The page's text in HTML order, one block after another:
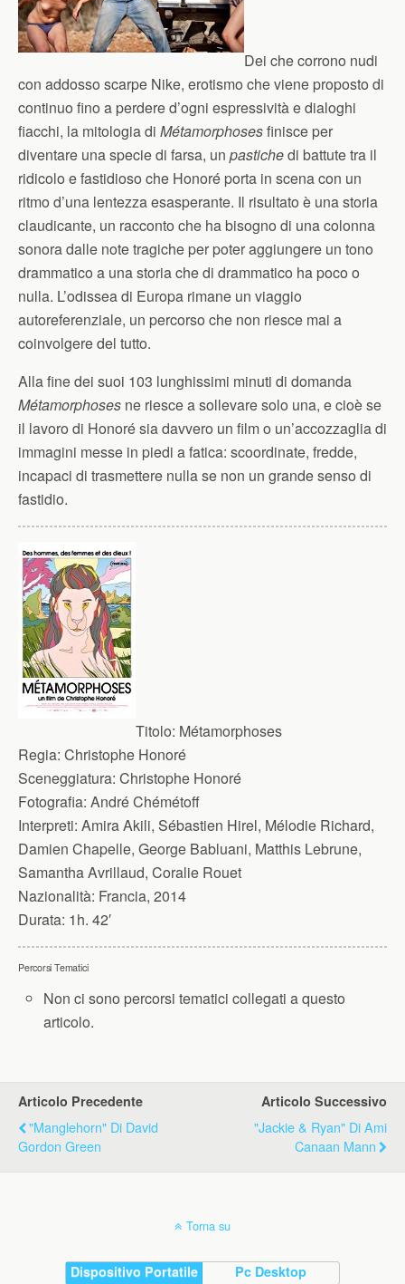
Dei che corrono nudi
con addosso scarpe Nike, erotismo che viene proposto di
continuo fino a perdere d’ogni espressività e dialoghi
fiacchi, la mitologia di Métamorphosesfinisce per
diventare una specie di farsa, un pastichedi battute tra il
ridicolo e fastidioso che Honoré porta in scena con un
ritmo d’una lentezza esasperante. Il risultato è una storia
claudicante, un racconto che ha bisogno di una colonna
sonora dalle note tragiche per poter aggiungere un tono
drammatico a una storia che di drammatico ha poco o
nulla. L’odissea di Europa rimane un viaggio
autoreferenziale, un percorso che non riesce mai a
coinvolgere del tutto.
Alla fine dei suoi 103 lunghissimi minuti di domanda
Métamorphoses ne riesce a sollevare solo una, e cioè se
il lavoro di Honoré sia davvero un film o un’accozzaglia di
immagini messe in piedi a fatica: scoordinate, fredde,
incapaci di trasmettere nulla se non un grande senso di
fastidio.
Titolo: Métamorphoses
Regia: Christophe Honoré
Sceneggiatura: Christophe Honoré
Fotografia: André Chémétoff
Interpreti: Amira Akili, Sébastien Hirel, Mélodie Richard,
Damien Chapelle, George Babluani, Matthis Lebrune,
Samantha Avrillaud, Coralie Rouet
Nazionalità: Francia, 2014
Durata: 1h. 42′
Percorsi Tematici
Non ci sono percorsi tematici collegati a questo
articolo.
Articolo Precedente
"Manglehorn" Di David
Gordon Green
Articolo Successivo
"Jackie & Ryan" Di Ami
Canaan Mann
Torna su
Dispositivo Portatile Pc Desktop